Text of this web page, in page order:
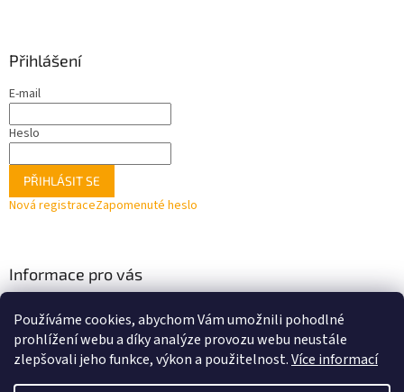
Používáme cookies, abychom Vám umožnili pohodlné
prohlížení webu a díky analýze provozu webu neustále
zlepšovali jeho funkce, výkon a použitelnost.Více informací
Přihlášení
E-mail
Heslo
PŘIHLÁSIT SE
Nová registraceZapomenuté heslo
Informace pro vás
Facebook